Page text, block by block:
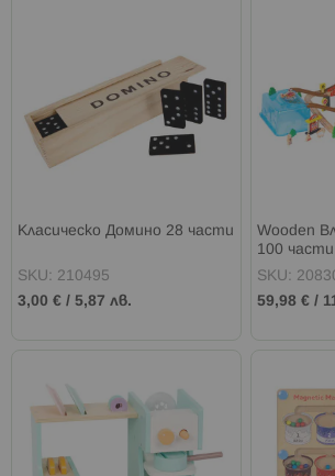
Класическо Домино 28 части
SKU: 210495
3,00 € / 5,87 лв.
Wooden
100 части
SKU:
59,98 € /